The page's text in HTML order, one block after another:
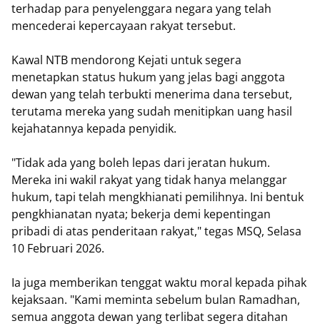
terhadap para penyelenggara negara yang telah
mencederai kepercayaan rakyat tersebut.
​Kawal NTB mendorong Kejati untuk segera
menetapkan status hukum yang jelas bagi anggota
dewan yang telah terbukti menerima dana tersebut,
terutama mereka yang sudah menitipkan uang hasil
kejahatannya kepada penyidik.
​"Tidak ada yang boleh lepas dari jeratan hukum.
Mereka ini wakil rakyat yang tidak hanya melanggar
hukum, tapi telah mengkhianati pemilihnya. Ini bentuk
pengkhianatan nyata; bekerja demi kepentingan
pribadi di atas penderitaan rakyat," tegas MSQ, Selasa
10 Februari 2026.
​Ia juga memberikan tenggat waktu moral kepada pihak
kejaksaan. "Kami meminta sebelum bulan Ramadhan,
semua anggota dewan yang terlibat segera ditahan